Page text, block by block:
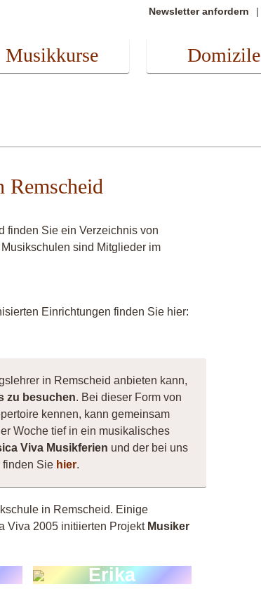
Newsletter anfordern
Musikkurse Domizile
Remscheid
finden Sie ein Verzeichnis von
sind Mitglieder im
Einrichtungen finden Sie hier:
in Remscheid anbieten kann,
zu besuchen. Bei dieser Form von
kennen, kann gemeinsam
Woche tief in ein musikalisches
Viva Musikferien und der bei uns
finden Sie hier.
in Remscheid. Einige
Viva 2005 initiierten Projekt Musiker
Erika